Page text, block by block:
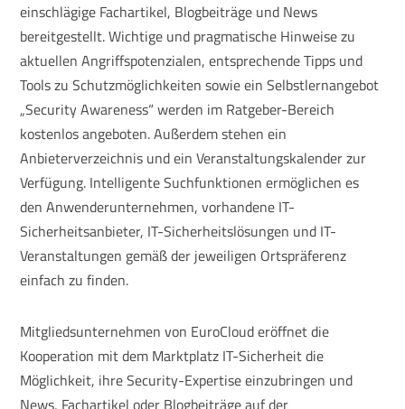
einschlägige Fachartikel, Blogbeiträge und News
bereitgestellt. Wichtige und pragmatische Hinweise zu
aktuellen Angriffspotenzialen, entsprechende Tipps und
Tools zu Schutzmöglichkeiten sowie ein Selbstlernangebot
„Security Awareness“ werden im Ratgeber-Bereich
kostenlos angeboten. Außerdem stehen ein
Anbieterverzeichnis und ein Veranstaltungskalender zur
Verfügung. Intelligente Suchfunktionen ermöglichen es
den Anwenderunternehmen, vorhandene IT-
Sicherheitsanbieter, IT-Sicherheitslösungen und IT-
Veranstaltungen gemäß der jeweiligen Ortspräferenz
einfach zu finden.
Mitgliedsunternehmen von EuroCloud eröffnet die
Kooperation mit dem Marktplatz IT-Sicherheit die
Möglichkeit, ihre Security-Expertise einzubringen und